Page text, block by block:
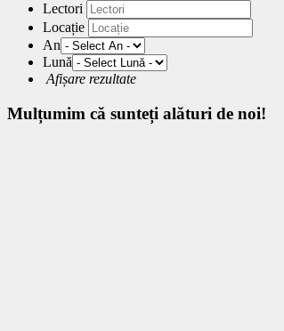
Lectori
Locație
An
Lună
Afișare rezultate
Mulțumim că sunteți alături de noi!